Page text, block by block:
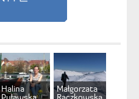
Halina Małgorzata